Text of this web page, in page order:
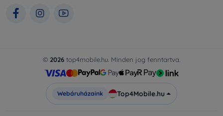
© 2026 top4mobile.hu. Minden jog fenntartva.
Webáruházaink Top4Mobile.hu